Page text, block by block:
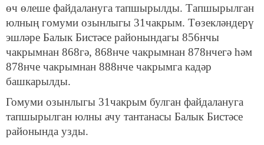
өч өлеше файдалануга тапшырылды. Тапшырылган
юлның гомуми озынлыгы 31чакрым. Төзекләндерү
эшләре Балык Бистәсе районындагы 856нчы
чакрымнан 868гә, 868нче чакрымнан 878нчегә һәм
878нче чакрымнан 888нче чакрымга кадәр
башкарылды.
Гомуми озынлыгы 31чакрым булган файдалануга
тапшырылган юлны ачу тантанасы Балык Бистәсе
районында узды.